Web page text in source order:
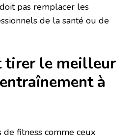
pas remplacer les
de la santé ou de
tirer le meilleur
à
de fitness comme ceux